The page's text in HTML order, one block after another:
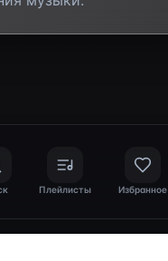
Плейлисты Избранное